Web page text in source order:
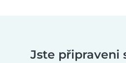
Jste připraveni